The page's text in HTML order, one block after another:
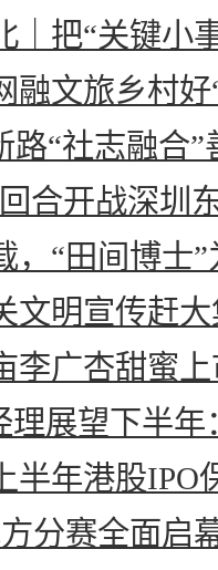
｜把“关键小
融文旅乡村好
路“社志融
合开战深圳
，“田间博士
文明宣传赶
李广杏甜蜜
理展望下半
半年港股IPO
分赛全面启